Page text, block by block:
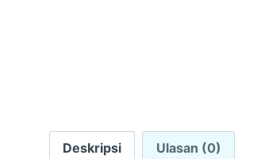
Deskripsi Ulasan (0)